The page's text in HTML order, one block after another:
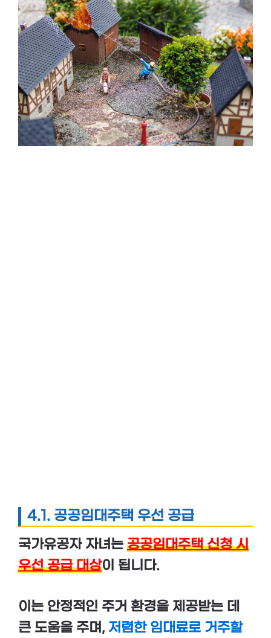
4.1. 공공임대주택 우선 공급
국가유공자 자녀는 공공임대주택 신청 시
우선 공급 대상이 됩니다.
이는 안정적인 주거 환경을 제공받는 데
큰 도움을 주며, 저렴한 임대료로 거주할